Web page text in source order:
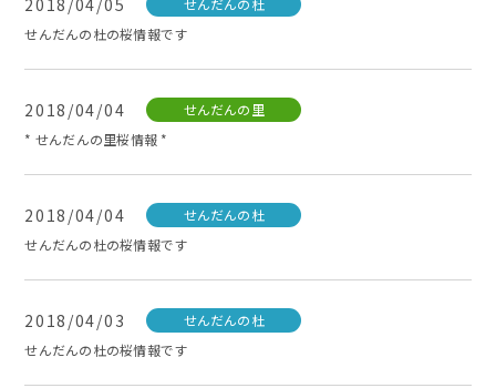
2018/04/05
せんだんの杜
せんだんの杜の桜情報です
2018/04/04
せんだんの里
* せんだんの里桜情報 *
2018/04/04
せんだんの杜
せんだんの杜の桜情報です
2018/04/03
せんだんの杜
せんだんの杜の桜情報です